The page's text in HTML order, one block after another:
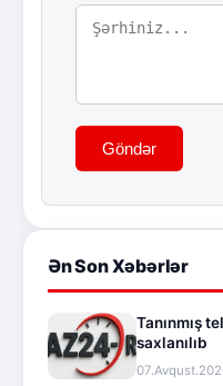
Göndər
Ən Son Xəbərlər
Tanınmış
saxlanılıb